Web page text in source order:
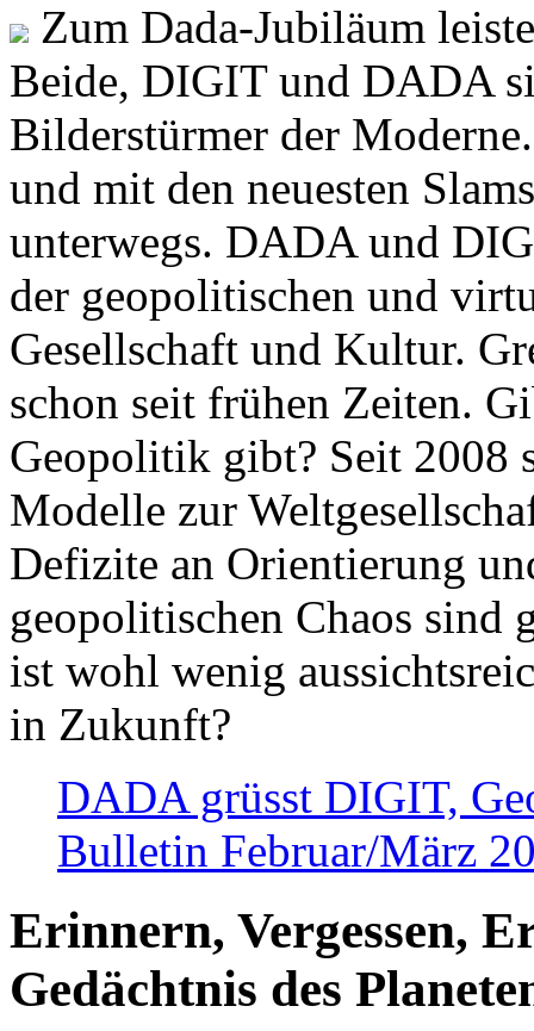
Zum Dada-Jubiläum
Beide, DIGIT und DADA
Bilderstürmer der
und mit den neuesten
unterwegs. DADA und
der geopolitischen und
Gesellschaft und Kultur.
schon seit frühen Zeiten.
Geopolitik gibt? Seit 2008
Modelle zur
Defizite an Orientierung
geopolitischen Chaos sind
ist wohl wenig
in Zukunft?
DADA grüsst DIGIT,
Bulletin Februar/März
Erinnern, Vergessen,
Gedächtnis des